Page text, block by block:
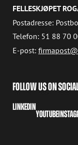
FELLESKJØPET
Postadresse:
Telefon: 51 88 70
E-post:
FOLLOW US ON
LINKEDIN
YOUTUBE